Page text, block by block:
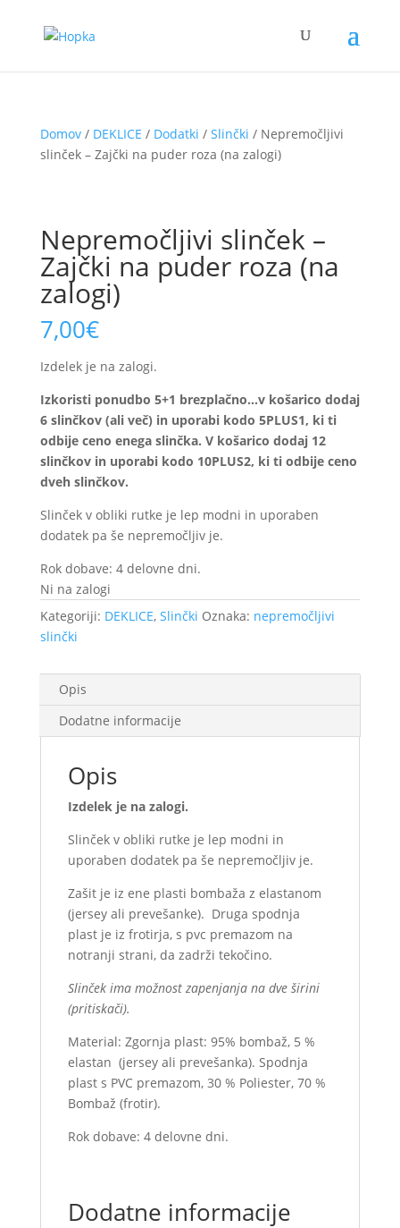
Domov/ DEKLICE / Dodatki / Slinčki / Nepremočljivi
slinček – Zajčki na puder roza (na zalogi)
Nepremočljivi slinček –
Zajčki na puder roza (na
zalogi)
7,00€
Izdelek je na zalogi.
Izkoristi ponudbo 5+1 brezplačno…v košarico dodaj
6 slinčkov (ali več) in uporabi kodo 5PLUS1, ki ti
odbije ceno enega slinčka. V košarico dodaj 12
slinčkov in uporabi kodo 10PLUS2, ki ti odbije ceno
dveh slinčkov.
Slinček v obliki rutke je lep modni in uporaben
dodatek pa še nepremočljiv je.
Rok dobave: 4 delovne dni.
Ni na zalogi
Kategoriji: DEKLICE, Slinčki Oznaka: nepremočljivi
slinčki
Opis
Dodatne informacije
Opis
Izdelek je na zalogi.
Slinček v obliki rutke je lep modni in
uporaben dodatek pa še nepremočljiv je.
Zašit je iz ene plasti bombaža z elastanom
(jersey ali prevešanke). Druga spodnja
plast je iz frotirja, s pvc premazom na
notranji strani, da zadrži tekočino.
Slinček ima možnost zapenjanja na dve širini
(pritiskači).
Material: Zgornja plast: 95% bombaž, 5 %
elastan (jersey ali prevešanka). Spodnja
plast s PVC premazom, 30 % Poliester, 70 %
Bombaž (frotir).
Rok dobave: 4 delovne dni.
Dodatne informacije